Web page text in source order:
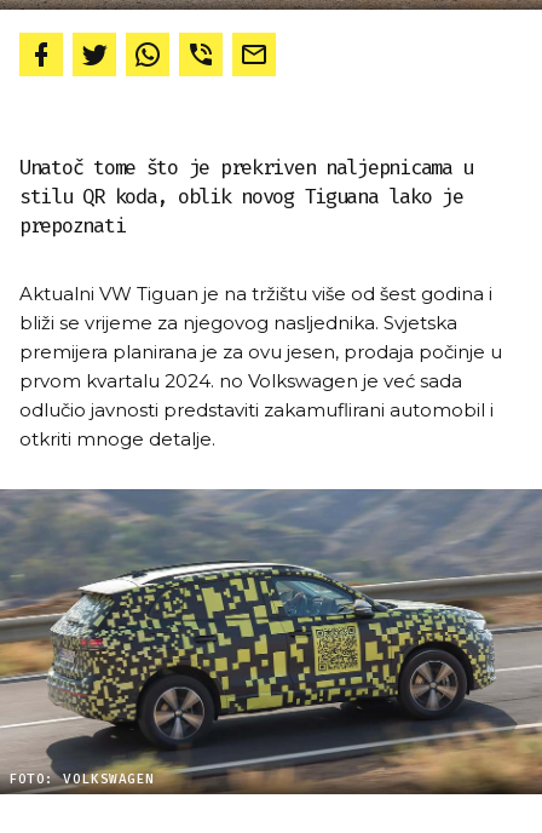
Unatoč tome što je prekriven naljepnicama u
stilu QR koda, oblik novog Tiguana lako je
prepoznati
Aktualni VW Tiguan je na tržištu više od šest godina i
bliži se vrijeme za njegovog nasljednika. Svjetska
premijera planirana je za ovu jesen, prodaja počinje u
prvom kvartalu 2024. no Volkswagen je već sada
odlučio javnosti predstaviti zakamuflirani automobil i
otkriti mnoge detalje.
FOTO: VOLKSWAGEN